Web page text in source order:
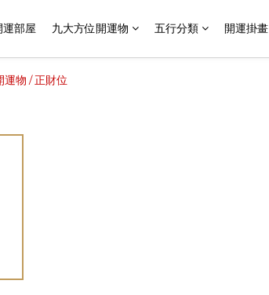
部屋 九大方位開運物 五行分類 開運掛畫
運物 /正財位